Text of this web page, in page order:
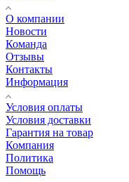
О компании
Новости
Команда
Отзывы
Контакты
Информация
Условия оплаты
Условия доставки
Гарантия на товар
Компания
Политика
Помощь